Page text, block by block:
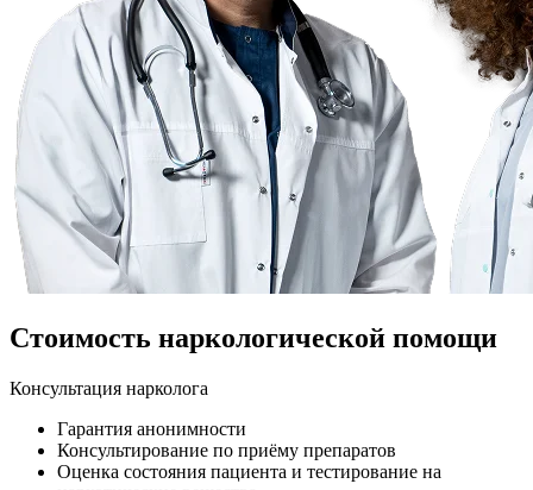
Стоимость наркологической помощи
Консультация нарколога
Гарантия анонимности
Консультирование по приёму препаратов
Оценка состояния пациента и тестирование на